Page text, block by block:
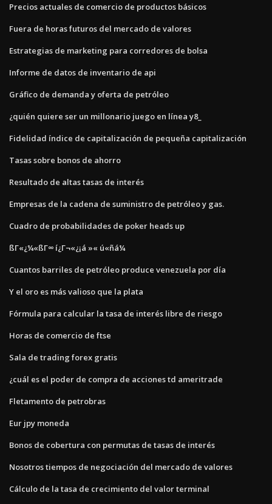
Precios actuales de comercio de productos básicos
Fuera de horas futuros del mercado de valores
Estrategias de marketing para corredores de bolsa
Informe de datos de inventario de api
Gráfico de demanda y oferta de petróleo
¿quién quiere ser un millonario juego en línea y8_
Fidelidad índice de capitalización de pequeña capitalización
Tasas sobre bonos de ahorro
Resultado de altas tasas de interés
Empresas de la cadena de suministro de petróleo y gas.
Cuadro de probabilidades de poker heads up
ßΓ«¿¼«ßΓ∞ í¿Γ¬«¿¡á »« ú«ñá¼
Cuantos barriles de petróleo produce venezuela por día
Y el oro es más valioso que la plata
Fórmula para calcular la tasa de interés libre de riesgo
Horas de comercio de ftse
Sala de trading forex gratis
¿cuál es el poder de compra de acciones td ameritrade
Fletamento de petrobras
Eur jpy moneda
Bonos de cobertura con permutas de tasas de interés
Nosotros tiempos de negociación del mercado de valores
Cálculo de la tasa de crecimiento del valor terminal